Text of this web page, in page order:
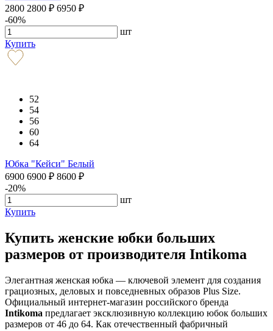
2800 2800 ₽ 6950 ₽
-60%
шт
Купить
52
54
56
60
64
Юбка "Кейси" Белый
6900 6900 ₽ 8600 ₽
-20%
шт
Купить
Купить женские юбки больших
размеров от производителя Intikoma
Элегантная женская юбка — ключевой элемент для создания
грациозных, деловых и повседневных образов Plus Size.
Официальный интернет-магазин российского бренда
Intikoma предлагает эксклюзивную коллекцию юбок больших
размеров от 46 до 64. Как отечественный фабричный